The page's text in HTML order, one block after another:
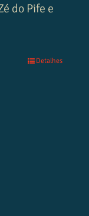
do Pife e
Detalhes